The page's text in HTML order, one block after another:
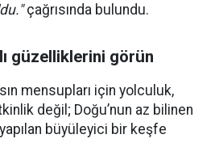
çağrısında bulundu.
güzelliklerini görün
mensupları için yolculuk,
değil; Doğu’nun az bilinen
büyüleyici bir keşfe